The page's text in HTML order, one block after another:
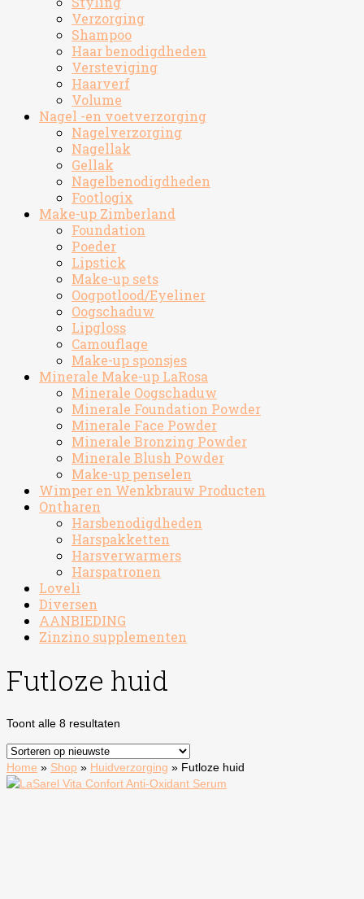
Verzorging
Shampoo
Haar benodigdheden
Versteviging
Haarverf
Volume
Nagel -en voetverzorging
Nagelverzorging
Nagellak
Gellak
Nagelbenodigdheden
Footlogix
Make-up Zimberland
Foundation
Poeder
Lipstick
Make-up sets
Oogpotlood/Eyeliner
Oogschaduw
Lipgloss
Camouflage
Make-up sponsjes
Minerale Make-up LaRosa
Minerale Oogschaduw
Minerale Foundation Powder
Minerale Face Powder
Minerale Bronzing Powder
Minerale Blush Powder
Make-up penselen
Wimper en Wenkbrauw Producten
Ontharen
Harsbenodigdheden
Harspakketten
Harsverwarmers
Harspatronen
Loveli
Diversen
AANBIEDING
Zinzino supplementen
Futloze huid
Toont alle 8 resultaten
Home » Shop » Huidverzorging » Futloze huid